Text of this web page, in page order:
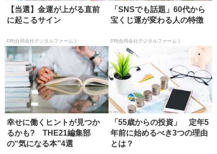
【当選】金運が上がる直前
に起こるサイン
PR(合同会社デジタルファーム )
「SNSでも話題」60代から
宝くじ運が変わる人の特徴
PR(合同会社デジタルファーム )
幸せに働くヒントが見つか
るかも? THE21編集部
の“気になる本”4選
「55歳からの投資」 定年5
年前に始めるべき3つの理由
とは？